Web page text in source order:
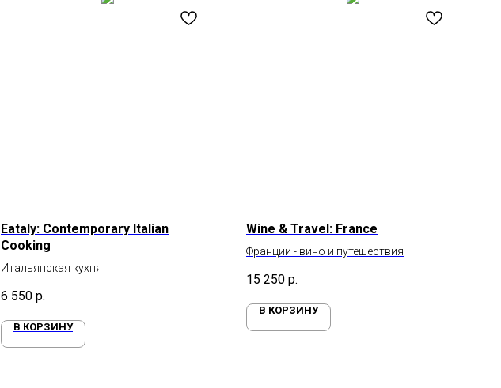
Eataly: Contemporary Italian
Cooking
Итальянская кухня
6 550 р.
В КОРЗИНУ
Wine & Travel: France
Франции - вино и путешествия
15 250 р.
В КОРЗИНУ